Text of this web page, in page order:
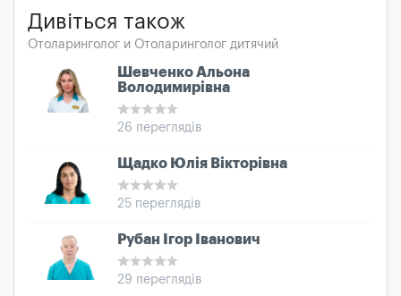
Дивіться також
Отоларинголог и Отоларинголог дитячий
Шевченко Альона
Володимирівна
26 переглядів
Щадко Юлія Вікторівна
25 переглядів
Рубан Ігор Іванович
29 переглядів